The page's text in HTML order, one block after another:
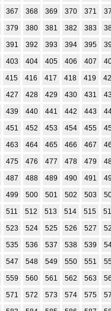
367 368 369 370 371
379 380 381 382 383
391 392 393 394 395
403 404 405 406 407
415 416 417 418 419
427 428 429 430 431
439 440 441 442 443
451 452 453 454 455
463 464 465 466 467
475 476 477 478 479
487 488 489 490 491
499 500 501 502 503
511 512 513 514 515
523 524 525 526 527
535 536 537 538 539
547 548 549 550 551
559 560 561 562 563
571 572 573 574 575